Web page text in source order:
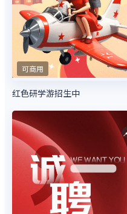
可商用
红色研学游招生中